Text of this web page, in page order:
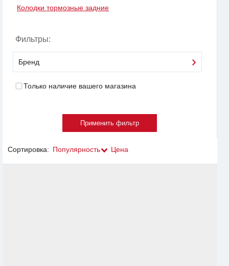
Колодки тормозные задние
Фильтры:
Бренд
Только наличие вашего магазина
Сортировка: Популярность Цена